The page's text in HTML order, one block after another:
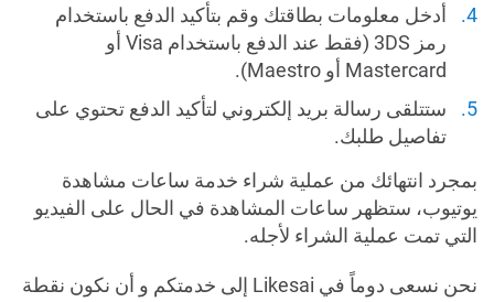
أدخل معلومات بطاقتك وقم بتأكيد الدفع باستخدام
رمز 3DS (فقط عند الدفع باستخدام Visa أو
Mastercard أو Maestro).
ستتلقى رسالة بريد إلكتروني لتأكيد الدفع تحتوي على
تفاصيل طلبك.
بمجرد انتهائك من عملية شراء خدمة ساعات مشاهدة
يوتيوب، ستظهر ساعات المشاهدة في الحال على الفيديو
التي تمت عملية الشراء لأجله.
نحن نسعى دوماً في Likesai إلى خدمتكم و أن نكون نقطة